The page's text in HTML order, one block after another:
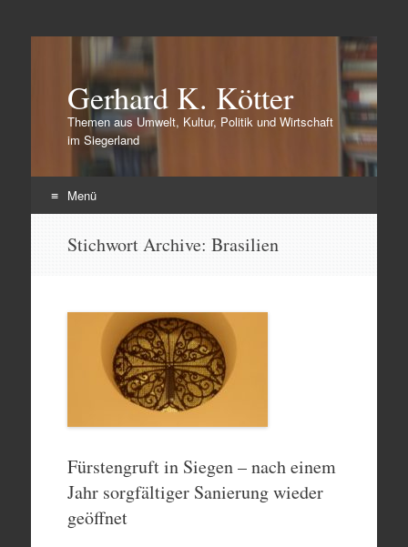
Gerhard K. Kötter
Themen aus Umwelt, Kultur, Politik und Wirtschaft
im Siegerland
Menü
Stichwort Archive: Brasilien
Fürstengruft in Siegen – nach einem
Jahr sorgfältiger Sanierung wieder
geöffnet